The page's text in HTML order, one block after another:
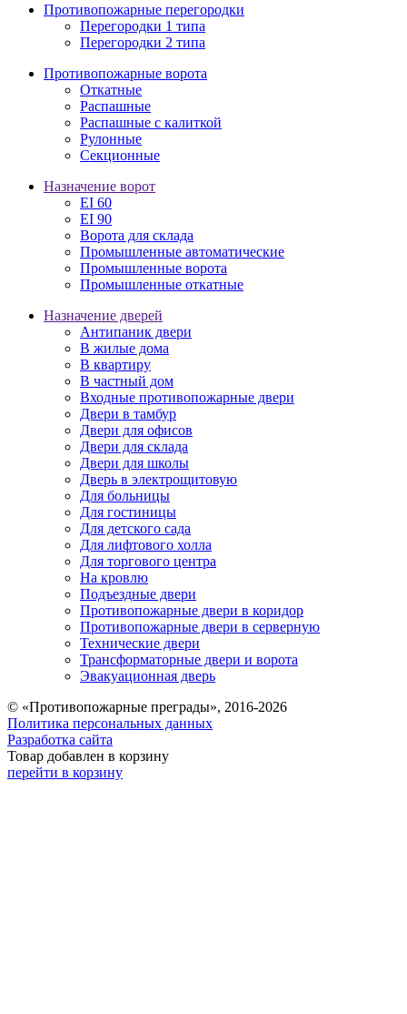
Противопожарные перегородки
Перегородки 1 типа
Перегородки 2 типа
Противопожарные ворота
Откатные
Распашные
Распашные с калиткой
Рулонные
Секционные
Назначение ворот
EI 60
EI 90
Ворота для склада
Промышленные автоматические
Промышленные ворота
Промышленные откатные
Назначение дверей
Антипаник двери
В жилые дома
В квартиру
В частный дом
Входные противопожарные двери
Двери в тамбур
Двери для офисов
Двери для склада
Двери для школы
Дверь в электрощитовую
Для больницы
Для гостиницы
Для детского сада
Для лифтового холла
Для торгового центра
На кровлю
Подъездные двери
Противопожарные двери в коридор
Противопожарные двери в серверную
Технические двери
Трансформаторные двери и ворота
Эвакуационная дверь
© «Противопожарные преграды», 2016-2026
Политика персональных данных
Разработка сайта
Товар добавлен в корзину
перейти в корзину